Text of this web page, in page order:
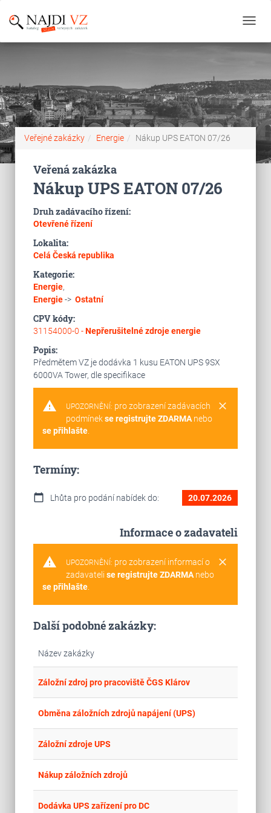
Veřejné zakázky Energie Nákup UPS EATON 07/26
Veřená zakázka
Nákup UPS EATON 07/26
Druh zadávacího řízení:
Otevřené řízení
Lokalita:
Celá Česká republika
Kategorie:
Energie,
Energie-> Ostatní
CPV kódy:
31154000-0 -Nepřerušitelné zdroje energie
Popis:
Předmětem VZ je dodávka 1 kusu EATON UPS 9SX
6000VA Tower, dle specifikace
warning clear
UPOZORNĚNÍ: pro zobrazení zadávacích
podmínekse registrujte ZDARMAnebo
se přihlašte.
Termíny:
calendar_today Lhůta pro podání nabídek do: 20.07.2026
Informace o zadavateli
warning clear
UPOZORNĚNÍ: pro zobrazení informací o
zadavateli se registrujte ZDARMAnebo
se přihlašte.
Další podobné zakázky:
Název zakázky
Záložní zdroj pro pracoviště ČGS Klárov
Obměna záložních zdrojů napájení (UPS)
Záložní zdroje UPS
Nákup záložních zdrojů
Dodávka UPS zařízení pro DC